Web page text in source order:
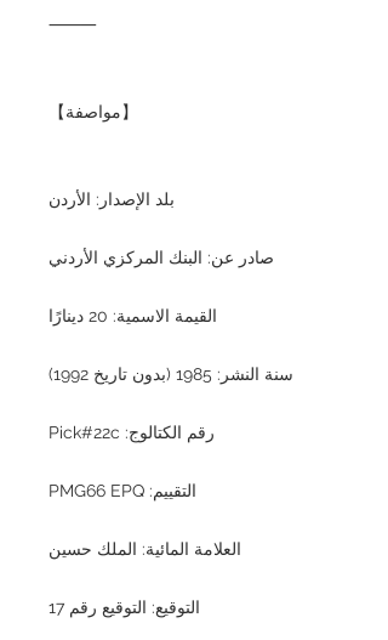
⸻
【مواصفة】
بلد الإصدار: الأردن
صادر عن: البنك المركزي الأردني
القيمة الاسمية: 20 دينارًا
سنة النشر: 1985 (بدون تاريخ 1992)
رقم الكتالوج: Pick#22c
التقييم: PMG66 EPQ
العلامة المائية: الملك حسين
التوقيع: التوقيع رقم 17